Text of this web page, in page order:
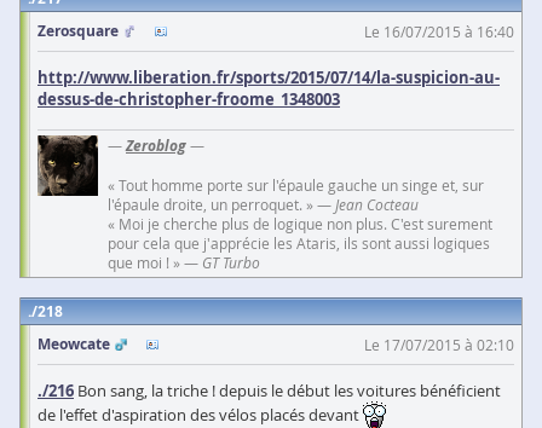
Zerosquare
Le 16/07/2015 à 16:40
http://www.liberation.fr/sports/2015/07/14/la-suspicion-au-
dessus-de-christopher-froome_1348003
—Zeroblog—
« Tout homme porte sur l'épaule gauche un singe et, sur
l'épaule droite, un perroquet. » —Jean Cocteau
« Moi je cherche plus de logique non plus. C'est surement
pour cela que j'apprécie les Ataris, ils sont aussi logiques
que moi ! » — GT Turbo
218
Meowcate
Le 17/07/2015 à 02:10
./216 Bon sang, la triche ! depuis le début les voitures bénéficient
de l'effet d'aspiration des vélos placés devant